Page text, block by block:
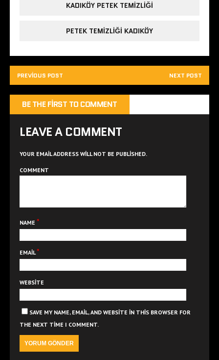
KADIKÖY PETEK TEMIZLIĞI
PETEK TEMIZLIĞI KADIKÖY
PREVIOUS POST NEXT POST
BE THE FIRST TO COMMENT
LEAVE A COMMENT
YOUR EMAIL ADDRESS WILL NOT BE PUBLISHED.
COMMENT
NAME *
EMAIL*
WEBSITE
SAVE MY NAME, EMAIL, AND WEBSITE IN THIS BROWSER FOR
THE NEXT TIME I COMMENT.